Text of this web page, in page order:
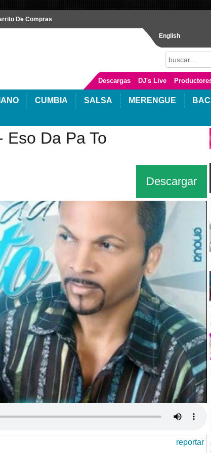
De Compras
English
Descargas DJ's Live
CUMBIA SALSA MERENGUE
Eso Da Pa To
Descargar
reportar